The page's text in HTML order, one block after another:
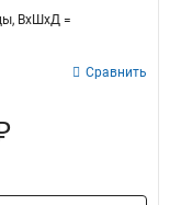
ВхШхД =
Сравнить